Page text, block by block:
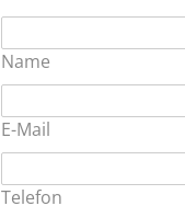
Name
E-Mail
Telefon